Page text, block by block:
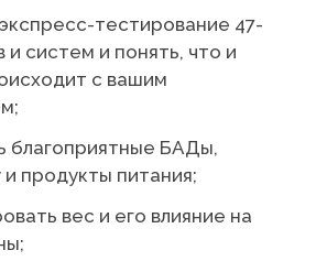
тестирование 47-
и систем и понять, что и
с вашим
благоприятные БАДы,
продукты питания;
вес и его влияние на